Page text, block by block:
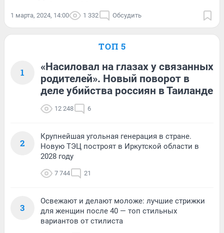
1 марта, 2024, 14:00 1 332 Обсудить
ТОП 5
1
«Насиловал на глазах у связанных
родителей». Новый поворот в
деле убийства россиян в Таиланде
12 248 6
2
Крупнейшая угольная генерация в стране.
Новую ТЭЦ построят в Иркутской области в
2028 году
7 744 21
3
Освежают и делают моложе: лучшие стрижки
для женщин после 40 — топ стильных
вариантов от стилиста